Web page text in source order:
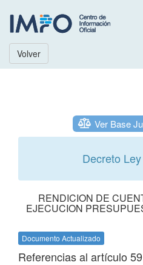
Volver
Ver Base
Decreto Ley
RENDICION DE
EJECUCION
Documento Actualizado
Referencias al artículo 59